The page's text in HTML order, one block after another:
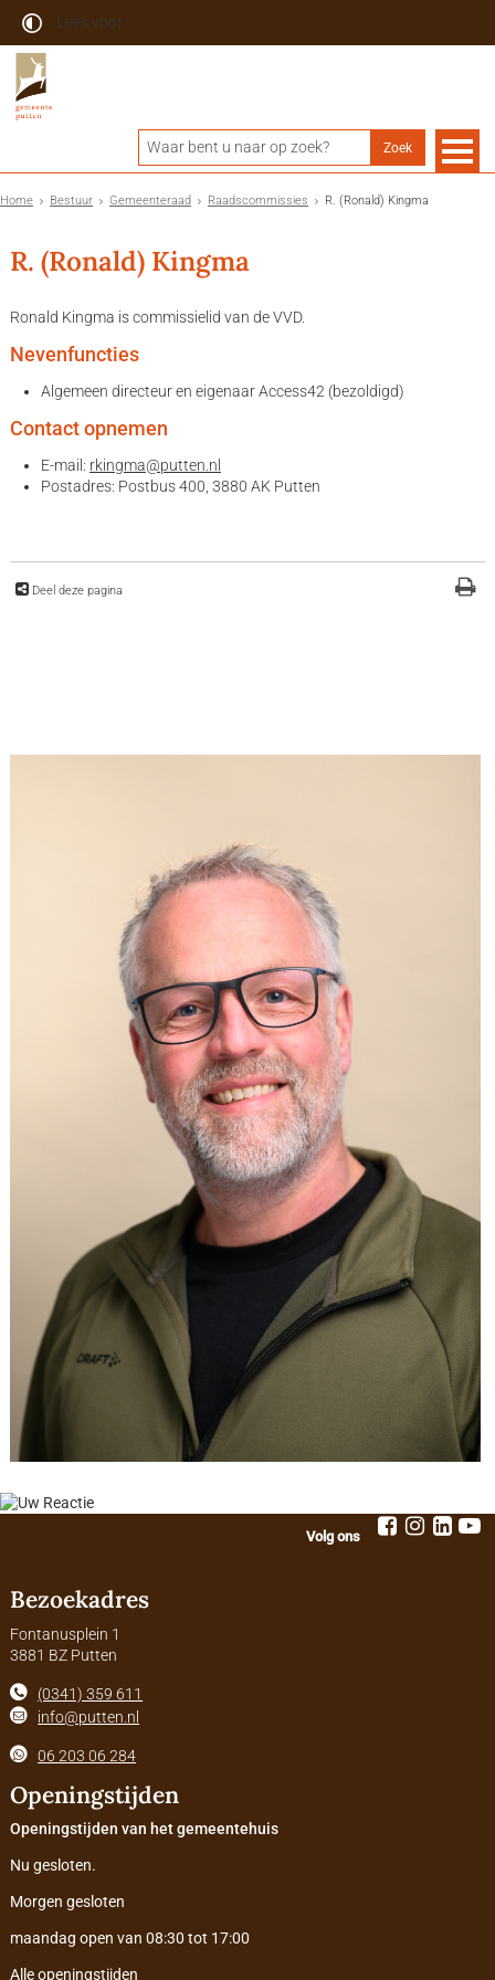
Lees voor
Home Bestuur Gemeenteraad Raadscommissies R. (Ronald) Kingma
R. (Ronald) Kingma
Ronald Kingma is commissielid van de VVD.
Nevenfuncties
Algemeen directeur en eigenaar Access42 (bezoldigd)
Contact opnemen
E-mail: rkingma@putten.nl
Postadres: Postbus 400, 3880 AK Putten
Deel deze pagina
Volg ons
Bezoekadres
Fontanusplein 1
3881 BZ Putten
(0341) 359 611
info@putten.nl
06 203 06 284
Openingstijden
Openingstijden van het gemeentehuis
Nu gesloten.
Morgen gesloten
maandag open van 08:30 tot 17:00
Alle openingstijden